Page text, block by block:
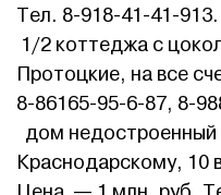
Тел. 8-918-41-41-913.
1/2 коттеджа с
Протоцкие, на все
8-86165-95-6-87, 8-
дом недостроенный
Краснодарскому, 10